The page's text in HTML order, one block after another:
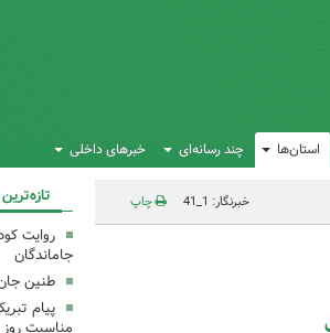
استان‌ها چند رسانه‌ای خبرهای داخلی
خبرنگار: 1_41 چاپ
روایت
جاماندگان
طنین
پیام
مناسبت روز